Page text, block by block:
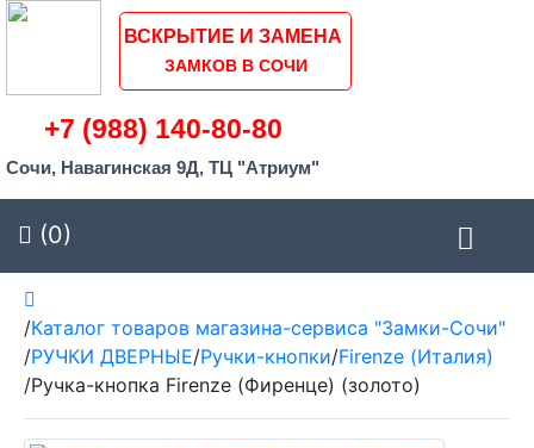
ВСКРЫТИЕ И ЗАМЕНА
ЗАМКОВ В СОЧИ
+7 (988) 140-80-80
Сочи, Навагинская 9Д, ТЦ "Атриум"
(0)
/Каталог товаров магазина-сервиса "Замки-Сочи"
/РУЧКИ ДВЕРНЫЕ/Ручки-кнопки/Firenze (Италия)
/Ручка-кнопка Firenze (Фиренце) (золото)